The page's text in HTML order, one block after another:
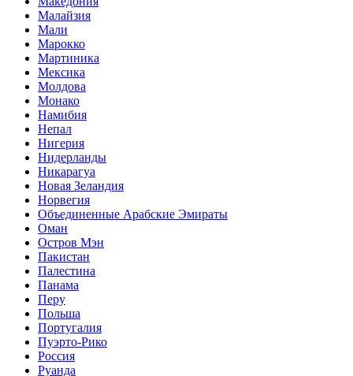
Малайзия
Мали
Марокко
Мартиника
Мексика
Молдова
Монако
Намибия
Непал
Нигерия
Нидерланды
Никарагуа
Новая Зеландия
Норвегия
Объединенные Арабские Эмираты
Оман
Остров Мэн
Пакистан
Палестина
Панама
Перу
Польша
Португалия
Пуэрто-Рико
Россия
Руанда